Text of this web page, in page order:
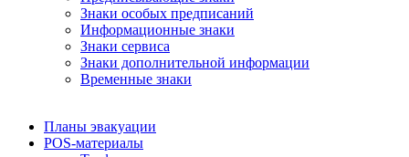
Знаки особых предписаний
Информационные знаки
Знаки сервиса
Знаки дополнительной информации
Временные знаки
Планы эвакуации
POS-материалы